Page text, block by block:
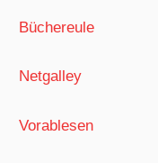
Büchereule
Netgalley
Vorablesen